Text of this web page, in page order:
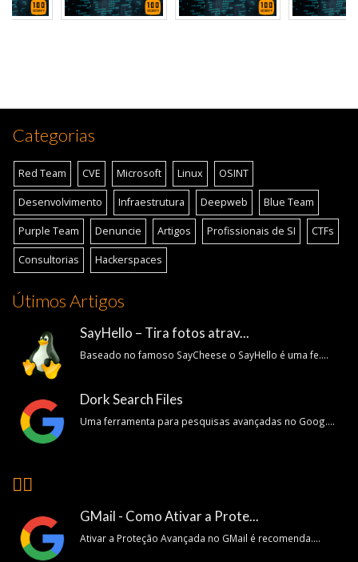
Categorias
Red Team CVE Microsoft Linux OSINT
Desenvolvimento Infraestrutura Deepweb Blue Team
Purple Team Denuncie Artigos Profissionais de SI CTFs
Consultorias Hackerspaces
Útimos Artigos
SayHello – Tira fotos atrav...
Baseado no famoso SayCheese o SayHello é uma fe....
Dork Search Files
Uma ferramenta para pesquisas avançadas no Goog....
👍🏽
GMail - Como Ativar a Prote...
Ativar a Proteção Avançada no GMail é recomenda....